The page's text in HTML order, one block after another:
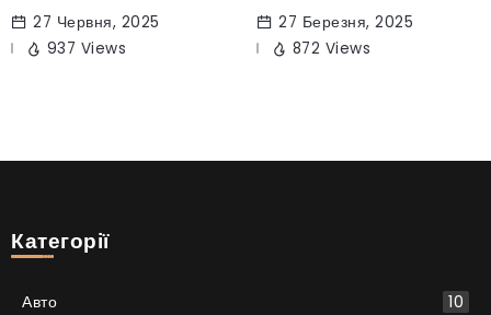
27 Червня, 2025
937 Views
27 Березня, 2025
872 Views
Категорії
Авто 10